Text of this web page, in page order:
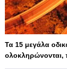
Τα 15 μεγάλα
ολοκληρώνονται,